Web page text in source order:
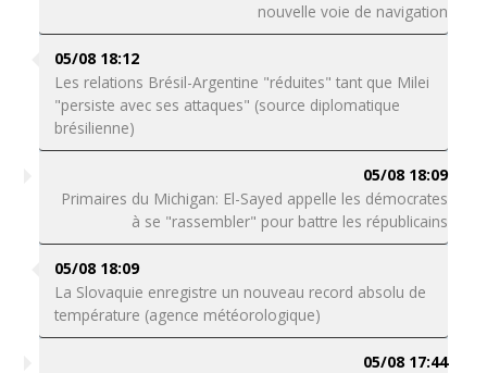
nouvelle voie de navigation
05/08 18:12
Les relations Brésil-Argentine "réduites" tant que Milei
"persiste avec ses attaques" (source diplomatique
brésilienne)
05/08 18:09
Primaires du Michigan: El-Sayed appelle les démocrates
à se "rassembler" pour battre les républicains
05/08 18:09
La Slovaquie enregistre un nouveau record absolu de
température (agence météorologique)
05/08 17:44